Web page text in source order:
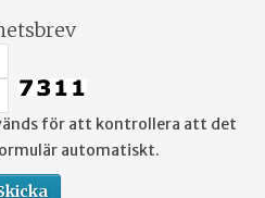
för att kontrollera att det
automatiskt.